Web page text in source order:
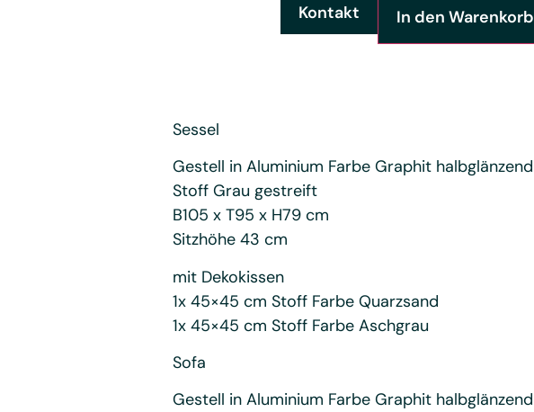
Kontakt In den Warenkorb
Sessel
Gestell in Aluminium Farbe Graphit halbglänzend
Stoff Grau gestreift
B105 x T95 x H79 cm
Sitzhöhe 43 cm
mit Dekokissen
1x 45×45 cm Stoff Farbe Quarzsand
1x 45×45 cm Stoff Farbe Aschgrau
Sofa
Gestell in Aluminium Farbe Graphit halbglänzend